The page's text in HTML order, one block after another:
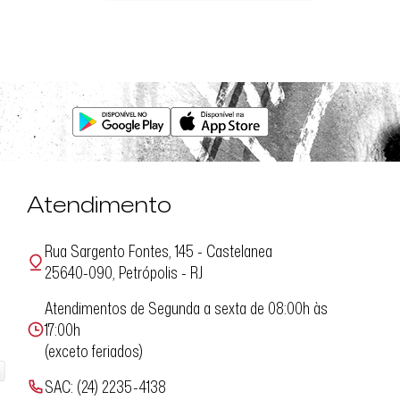
Atendimento
Rua Sargento Fontes, 145 - Castelanea
25640-090, Petrópolis - RJ
Atendimentos de Segunda a sexta de 08:00h às
17:00h
(exceto feriados)
SAC: (24) 2235-4138